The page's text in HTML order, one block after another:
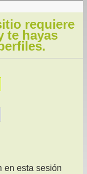
requiere
te hayas
en esta sesión